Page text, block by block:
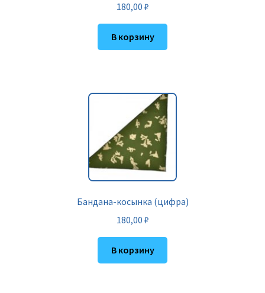
180,00 ₽
В корзину
Бандана-косынка (цифра)
180,00 ₽
В корзину